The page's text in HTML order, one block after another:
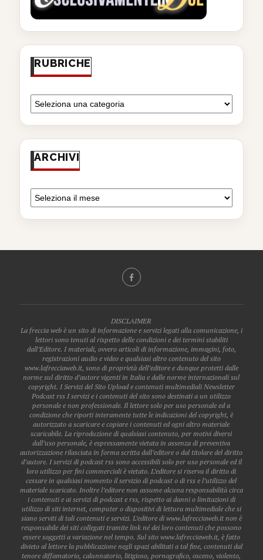
RUBRICHE
ARCHIVI
DISCLAIMER
La freccia web è un sito di informazione e servizi legati alla comunicazione, i
lettori sono tenuti al rispetto delle condizioni e dei termini stabiliti
dall’Editore. I materiali, ovvero articoli di informazione, immagini, foto,
registrazioni audio e video e qualsiasi altro contenuto del sito
www.lafrecciaweb.it, sono di proprietà dell’editore e dunque protetti dalle
norme sul diritto d’autore vigenti in Italia e dalle norme internazionali sul
copyright. I Servizi del Sito Upload e contenuti multimediali Newsletter
Podcast rss I servizi e i contenuti del sito sono destinati a un utilizzo
personale e non professionale. Il lettore solo per uso personale ed a
condizione che riporti interamente tutte le indicazioni del copyright, è
autorizzato a scaricare e copiare i contenuti ed ogni altro materiale
scaricabile. La riproduzione di qualsiasi contenuto, per motivi diversi
dall’uso personale, è espressamente vietata in assenza di preventiva
autorizzazione rilasciata in forma scritta dall’editore o dal titolare del diritto
d’autore. I servizi di podcast rss sono accessibili solo per uso personale ed il
loro utilizzo per fini commerciali è vietato. L’editore si riserva il diritto di
cessare in qualsiasi momento il servizio di podcast o di rss e l’utilizzo del
materiale scaricato. Inoltre l’editore non assume alcuna responsabilità circa
i contenuti e ai servizi di podcast e rss, rispetto ai danni o limitazioni di
utilizzo di siti internet, computer o dispositivi di lettura multimediale che si
siano serviti di tali contenuti e servizi. L’editore di www.lafrecciaweb.it non è
responsabile dei siti collegati tramite link né dei loro contenuti che possono
essere soggetti a variazione nel tempo. Sul sito www.lafrecciaweb.it, è fatto
divieto al lettore la pubblicazione negli spazi abilitati a tal fine, contenuti dal
tenore diffamatorio, calunnatorio, litigioso, pornografico, osceno, violento,